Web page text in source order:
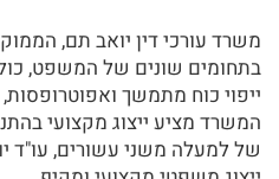
משרד עורכי דין יואב תם,
בתחומים שונים של המשפט,
ייפוי כוח מתמשך
המשרד מציע ייצוג מקצועי
של למעלה משני עשורים, עו"ד